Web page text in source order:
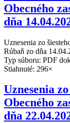
Obecného
dňa
Uznesenia zo
Rúbaň zo dňa
Typ súboru: PDF
Stiahnuté: 296×
Uznesenia
Obecného
dňa